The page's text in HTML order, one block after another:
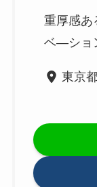
重厚感あ
ベ―ショ
東京